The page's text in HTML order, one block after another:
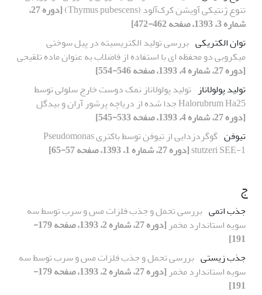
تنوع ژنتیکی آویشن کرک‌آلود (Thymus pubescens)
[دوره 27،
شماره 3، 1393، صفحه 462-472]
توان الکتریکی بررسی تولید الکتریسیته در پیل سوختی
میکروبی دو محفظه ای با استفاده از فاضلاب به عنوان ماده تلقیحی
[دوره 27، شماره 4، 1393، صفحه 546-554]
تولید پولولاناز تولید پولولاناز نمک دوست خارج سلولی توسط
Halorubrum Ha25 جدا شده از دریاچه پرشور آران و بیدگل
[دوره 27، شماره 4، 1393، صفحه 533-545]
تیوفن
گوگردزدایی از تیوفن توسط باکتری Pseudomonas
stutzeri SEE-1[دوره 27، شماره 1، 1393، صفحه 57-65]
ج
جذب اتمی بررسی تحمل و جذب فلزات مس و سرب توسط سه
سویه استاندارد مخمر
[دوره 27، شماره 2، 1393، صفحه 179-
191]
جذب زیستی بررسی تحمل و جذب فلزات مس و سرب توسط سه
سویه استاندارد مخمر
[دوره 27، شماره 2، 1393، صفحه 179-
191]